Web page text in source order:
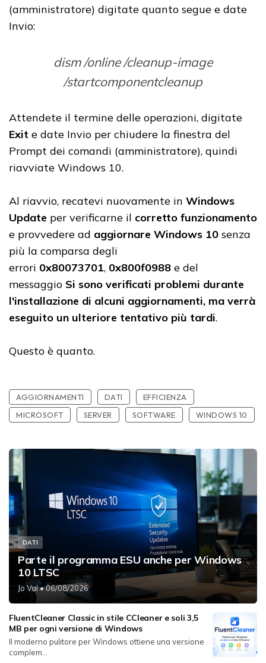
(amministratore) digitate quanto segue e date
Invio:
dism /online /cleanup-image
/startcomponentcleanup
Attendete il termine delle operazioni, digitate
Exit e date Invio per chiudere la finestra del
Prompt dei comandi (amministratore), quindi
riavviate Windows 10.
Al riavvio, recatevi nuovamente in Windows
Update per verificarne il corretto funzionamento
e provvedere ad aggiornare Windows 10 senza
più la comparsa degli
errori 0x80073701, 0x800f0988 e del
messaggio Si sono verificati problemi durante
l'installazione di alcuni aggiornamenti, ma verrà
eseguito un ulteriore tentativo più tardi.
Questo è quanto.
AGGIORNAMENTI DATI
EFFICIENZA
MICROSOFT
SERVER SOFTWARE WINDOWS 10
DATI
Parte il programma ESU anche per Windows
10 LTSC
Jo Val• 06/08/2026
FluentCleaner Classic in stile CCleaner e soli 3,5
MB per ogni versione di Windows
Il moderno pulitore per Windows ottiene una versione
complem...